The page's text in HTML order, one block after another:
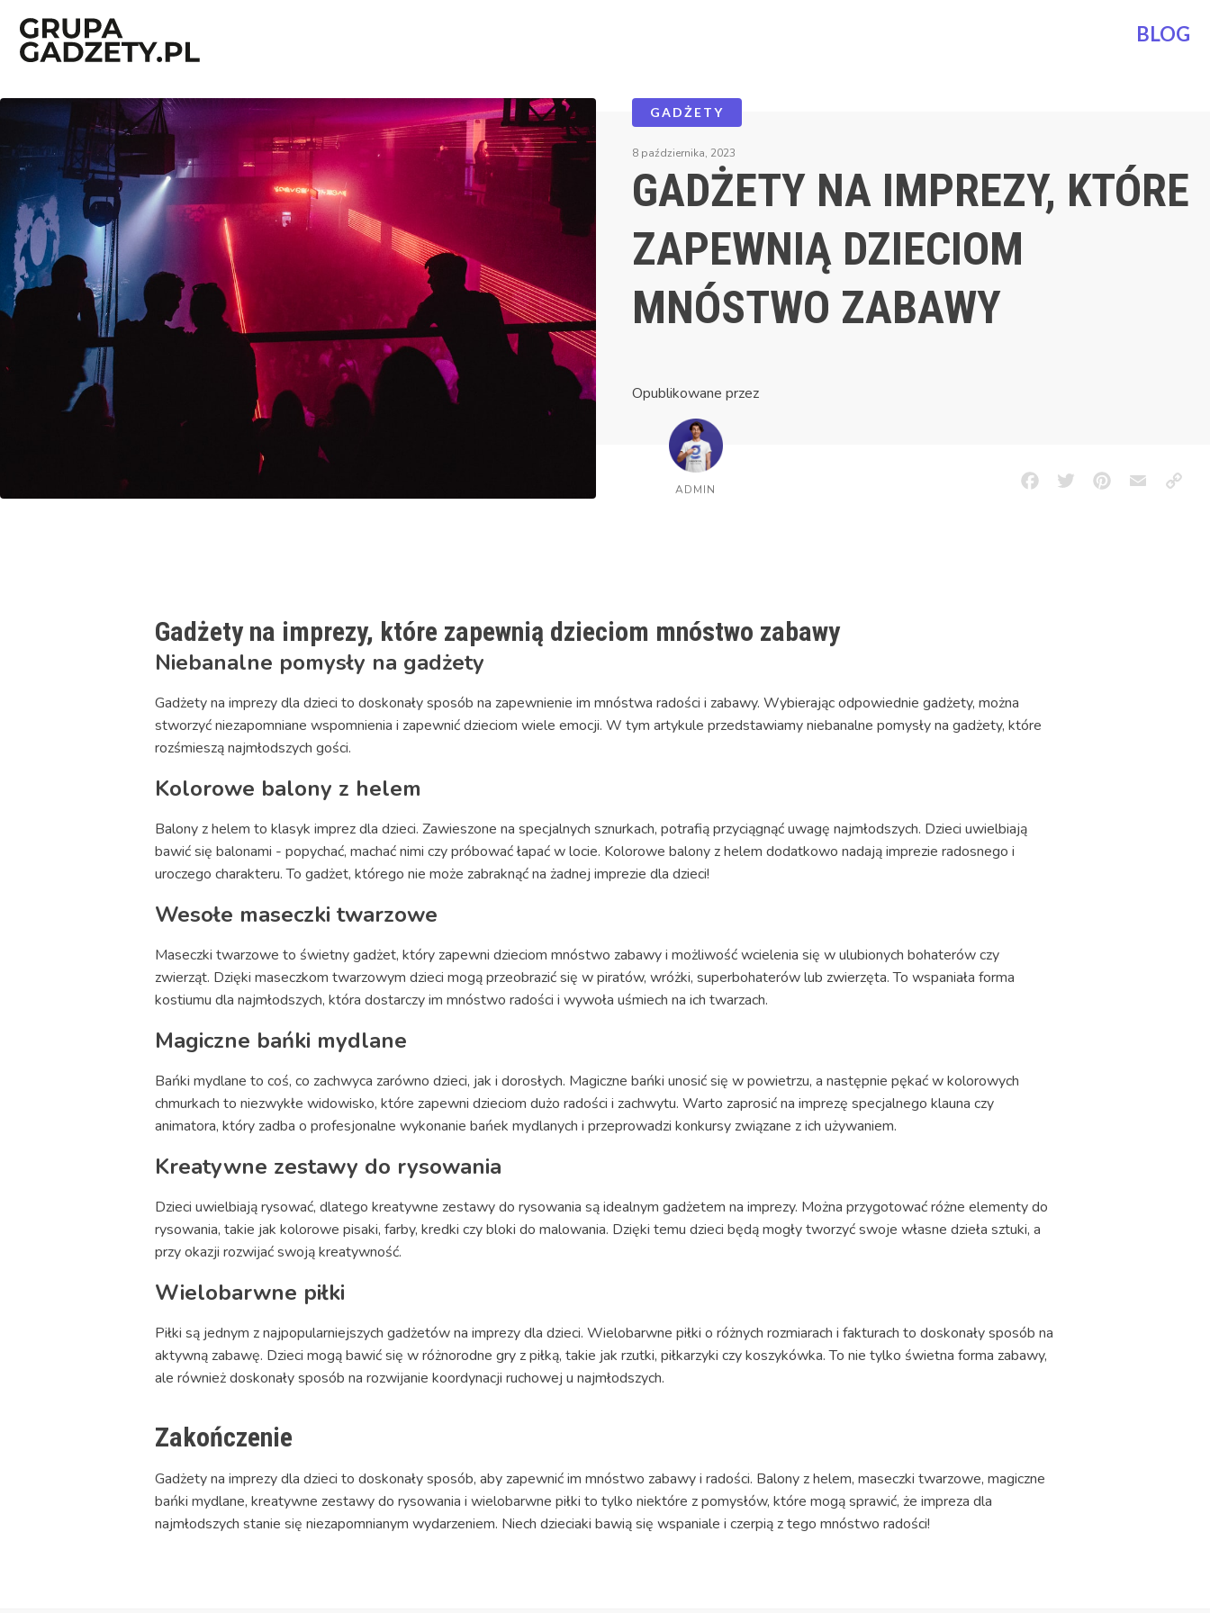
BLOG
GADŻETY
8 października, 2023
GADŻETY NA IMPREZY, KTÓRE
ZAPEWNIĄ DZIECIOM
MNÓSTWO ZABAWY
Opublikowane przez
ADMIN FacebookTwitterPinterestEmailCopy
Gadżety na imprezy, które zapewnią dzieciom mnóstwo zabawy
Niebanalne pomysły na gadżety
Gadżety na imprezy dla dzieci to doskonały sposób na zapewnienie im mnóstwa radości i zabawy. Wybierając odpowiednie gadżety, można
stworzyć niezapomniane wspomnienia i zapewnić dzieciom wiele emocji. W tym artykule przedstawiamy niebanalne pomysły na gadżety, które
rozśmieszą najmłodszych gości.
Kolorowe balony z helem
Balony z helem to klasyk imprez dla dzieci. Zawieszone na specjalnych sznurkach, potrafią przyciągnąć uwagę najmłodszych. Dzieci uwielbiają
bawić się balonami - popychać, machać nimi czy próbować łapać w locie. Kolorowe balony z helem dodatkowo nadają imprezie radosnego i
uroczego charakteru. To gadżet, którego nie może zabraknąć na żadnej imprezie dla dzieci!
Wesołe maseczki twarzowe
Maseczki twarzowe to świetny gadżet, który zapewni dzieciom mnóstwo zabawy i możliwość wcielenia się w ulubionych bohaterów czy
zwierząt. Dzięki maseczkom twarzowym dzieci mogą przeobrazić się w piratów, wróżki, superbohaterów lub zwierzęta. To wspaniała forma
kostiumu dla najmłodszych, która dostarczy im mnóstwo radości i wywoła uśmiech na ich twarzach.
Magiczne bańki mydlane
Bańki mydlane to coś, co zachwyca zarówno dzieci, jak i dorosłych. Magiczne bańki unosić się w powietrzu, a następnie pękać w kolorowych
chmurkach to niezwykłe widowisko, które zapewni dzieciom dużo radości i zachwytu. Warto zaprosić na imprezę specjalnego klauna czy
animatora, który zadba o profesjonalne wykonanie bańek mydlanych i przeprowadzi konkursy związane z ich używaniem.
Kreatywne zestawy do rysowania
Dzieci uwielbiają rysować, dlatego kreatywne zestawy do rysowania są idealnym gadżetem na imprezy. Można przygotować różne elementy do
rysowania, takie jak kolorowe pisaki, farby, kredki czy bloki do malowania. Dzięki temu dzieci będą mogły tworzyć swoje własne dzieła sztuki, a
przy okazji rozwijać swoją kreatywność.
Wielobarwne piłki
Piłki są jednym z najpopularniejszych gadżetów na imprezy dla dzieci. Wielobarwne piłki o różnych rozmiarach i fakturach to doskonały sposób na
aktywną zabawę. Dzieci mogą bawić się w różnorodne gry z piłką, takie jak rzutki, piłkarzyki czy koszykówka. To nie tylko świetna forma zabawy,
ale również doskonały sposób na rozwijanie koordynacji ruchowej u najmłodszych.
Zakończenie
Gadżety na imprezy dla dzieci to doskonały sposób, aby zapewnić im mnóstwo zabawy i radości. Balony z helem, maseczki twarzowe, magiczne
bańki mydlane, kreatywne zestawy do rysowania i wielobarwne piłki to tylko niektóre z pomysłów, które mogą sprawić, że impreza dla
najmłodszych stanie się niezapomnianym wydarzeniem. Niech dzieciaki bawią się wspaniale i czerpią z tego mnóstwo radości!